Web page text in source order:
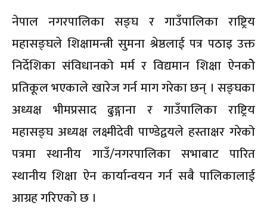
नेपाल नगरपालिका सङ्घ र गाउँपालिका राष्ट्रिय
महासङ्घले शिक्षामन्त्री सुमना श्रेष्ठलाई पत्र पठाइ उक्त
निर्देशिका संविधानको मर्म र विद्यमान शिक्षा ऐनकोे
प्रतिकूल भएकाले खारेज गर्न माग गरेका छन् । सङ्घका
अध्यक्ष भीमप्रसाद ढुङ्गाना र गाउँपालिका राष्ट्रिय
महासङ्घ अध्यक्ष लक्ष्मीदेवी पाण्डेद्वयले हस्ताक्षर गरेको
पत्रमा स्थानीय गाउँ/नगरपालिका सभाबाट पारित
स्थानीय शिक्षा ऐन कार्यान्वयन गर्न सबै पालिकालाई
आग्रह गरिएको छ ।